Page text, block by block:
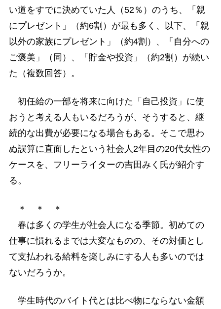
い道をすでに決めていた人（52％）のうち、「親
にプレゼント」（約6割）が最も多く、以下、「親
以外の家族にプレゼント」（約4割）、「自分への
ご褒美」（同）、「貯金や投資」（約2割）が続い
た（複数回答）。
初任給の一部を将来に向けた「自己投資」に使
おうと考える人もいるだろうが、そうすると、継
続的な出費が必要になる場合もある。そこで思わ
ぬ誤算に直面したという社会人2年目の20代女性の
ケースを、フリーライターの吉田みく氏が紹介す
る。
＊ ＊ ＊
春は多くの学生が社会人になる季節。初めての
仕事に慣れるまでは大変なものの、その対価とし
て支払われる給料を楽しみにする人も多いのでは
ないだろうか。
学生時代のバイト代とは比べ物にならない金額